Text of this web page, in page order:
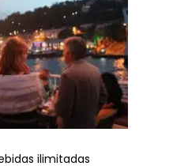
ilimitadas